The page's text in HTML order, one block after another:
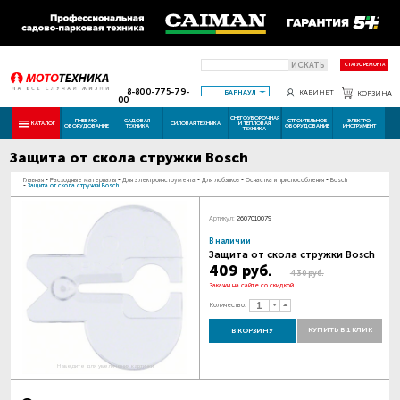
ИСКАТЬ СТАТУС РЕМОНТА
8-800-775-79-
00
БАРНАУЛ КАБИНЕТ КОРЗИНА
КАТАЛОГ ПНЕВМО
ОБОРУДОВАНИЕ
САДОВАЯ
ТЕХНИКА СИЛОВАЯ ТЕХНИКА
СНЕГОУБОРОЧНАЯ
И ТЕПЛОВАЯ
ТЕХНИКА
СТРОИТЕЛЬНОЕ
ОБОРУДОВАНИЕ
ЭЛЕКТРО
ИНСТРУМЕНТ
Защита от скола стружки Bosch
Главная - Расходные материалы - Для электроинструмента - Для лобзиков - Оснастка и приспособления - Bosch
- Защита от скола стружки Bosch
Наведите для увеличения картинки
Артикул: 2607010079
В наличии
Защита от скола стружки Bosch
409 руб. 430 руб.
Закажи на сайте со скидкой
Количество:
В КОРЗИНУ КУПИТЬ В 1 КЛИК